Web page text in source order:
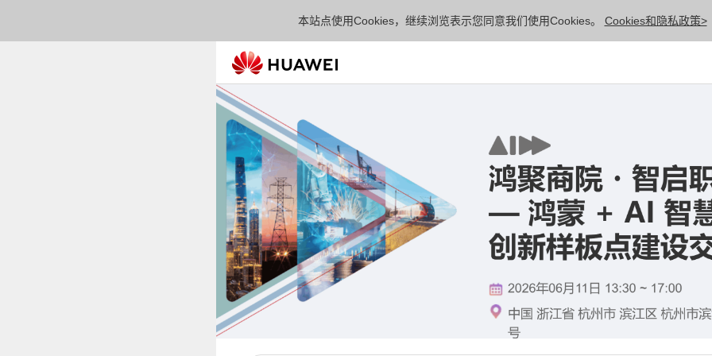
本站点使用Cookies，继续浏览表示您同意我们使用Cookies。 Cookies和隐私政策>